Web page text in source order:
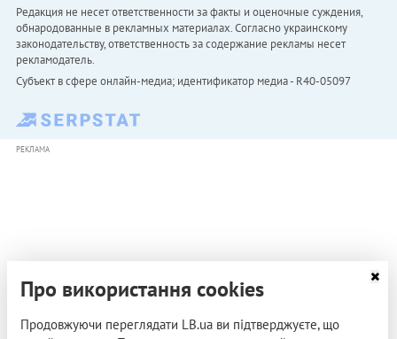
Редакция не несет ответственности за факты и оценочные суждения,
обнародованные в рекламных материалах. Согласно украинскому
законодательству, ответственность за содержание рекламы несет
рекламодатель.
Субъект в сфере онлайн-медиа; идентификатор медиа - R40-05097
РЕКЛАМА
Про використання cookies
Продовжуючи переглядати LB.ua ви підтверджуєте, що